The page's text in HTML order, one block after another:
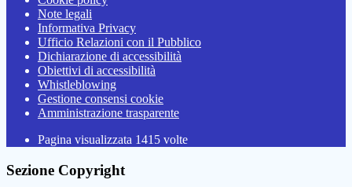
Note legali
Informativa Privacy
Ufficio Relazioni con il Pubblico
Dichiarazione di accessibilità
Obiettivi di accessibilità
Whistleblowing
Gestione consensi cookie
Amministrazione trasparente
Pagina visualizzata 1415 volte
Sezione Copyright